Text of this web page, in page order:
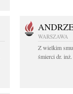
WARSZAWA
Z wielkim
śmierci dr.